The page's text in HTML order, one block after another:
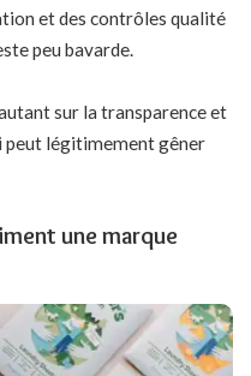
et des contrôles qualité
peu bavarde.
sur la transparence et
peut légitimement gêner
une marque